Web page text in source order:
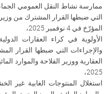
ممارسة نشاط النقل العمومي
التي ضبطها القرار المشترك من
المؤرّخ في 4 نوفمبر 2025،
الأولوية في كراء العقارات
والإجراءات التي ضبطها القرار
العقارية ووزير الفلاحة والموارد
2025،
استغلال المنتوجات الغابية غير